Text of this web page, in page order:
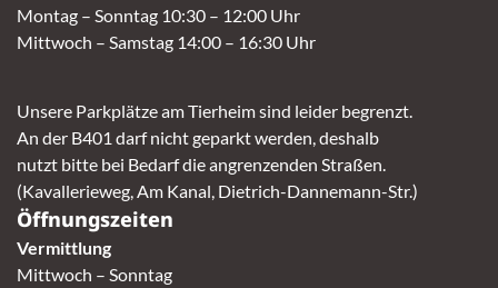
Montag – Sonntag 10:30 – 12:00 Uhr
Mittwoch – Samstag 14:00 – 16:30 Uhr
Unsere Parkplätze am Tierheim sind leider begrenzt.
An der B401 darf nicht geparkt werden, deshalb
nutzt bitte bei Bedarf die angrenzenden Straßen.
(Kavallerieweg, Am Kanal, Dietrich-Dannemann-Str.)
Öffnungszeiten
Vermittlung
Mittwoch – Sonntag